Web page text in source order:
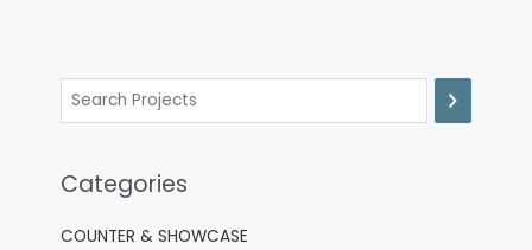
Categories
COUNTER & SHOWCASE